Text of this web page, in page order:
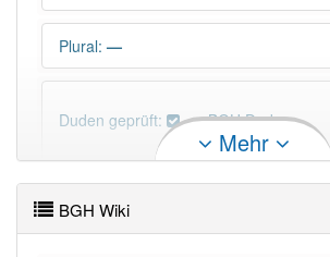
Plural: —
Duden geprüft: BGH Duden
PowerIndex:4
Mehr
BGH Wiki